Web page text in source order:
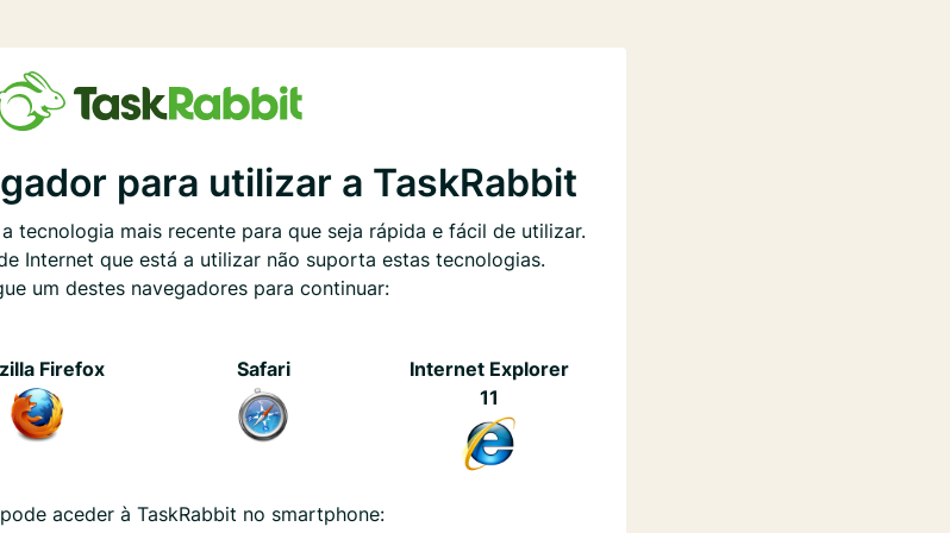
para utilizar a TaskRabbit
tecnologia mais recente para que seja rápida e fácil de utilizar.
Internet que está a utilizar não suporta estas tecnologias.
um destes navegadores para continuar:
Firefox Safari
Internet Explorer
11
aceder à TaskRabbit no smartphone: